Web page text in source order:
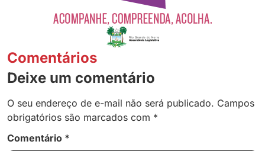
Comentários
Deixe um comentário
O seu endereço de e-mail não será publicado. Campos
obrigatórios são marcados com *
Comentário *